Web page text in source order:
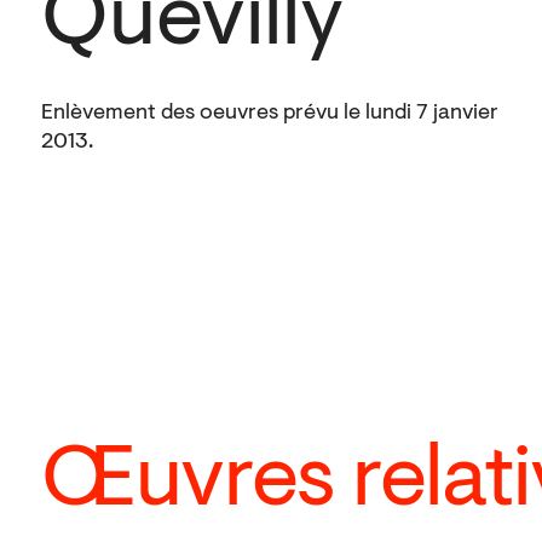
Quevilly
Enlèvement des oeuvres prévu le lundi 7 janvier
2013.
Œuvres